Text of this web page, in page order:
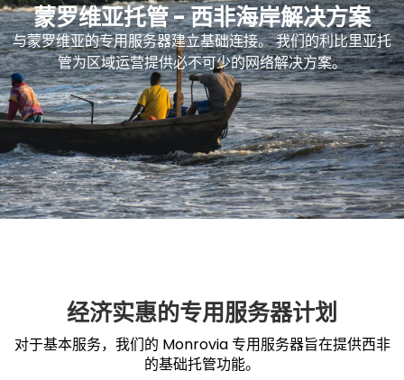
蒙罗维亚托管 - 西非海岸解决方案
与蒙罗维亚的专用服务器建立基础连接。 我们的利比里亚托
管为区域运营提供必不可少的网络解决方案。
经济实惠的专用服务器计划
对于基本服务，我们的 Monrovia 专用服务器旨在提供西非
的基础托管功能。